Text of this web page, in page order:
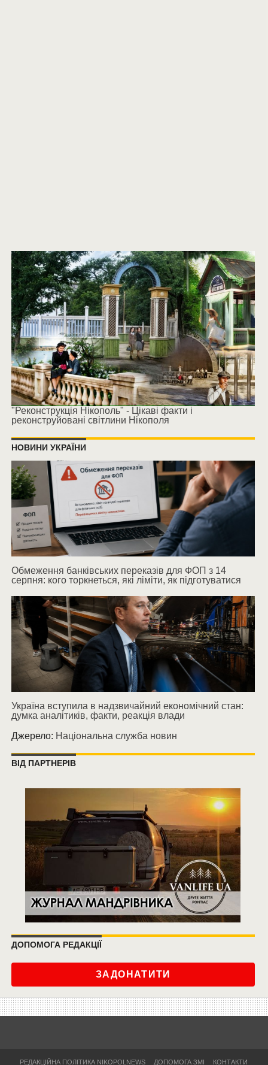
"Реконструкція Нікополь" - Цікаві факти і
реконструйовані світлини Нікополя
НОВИНИ УКРАЇНИ
Обмеження банківських переказів для ФОП з 14
серпня: кого торкнеться, які ліміти, як підготуватися
Україна вступила в надзвичайний економічний стан:
думка аналітиків, факти, реакція влади
Джерело: Національна служба новин
ВІД ПАРТНЕРІВ
ДОПОМОГА РЕДАКЦІЇ
ЗАДОНАТИТИ
РЕДАКЦІЙНА ПОЛІТИКА NIKOPOLNEWS ДОПОМОГА ЗМІ КОНТАКТИ